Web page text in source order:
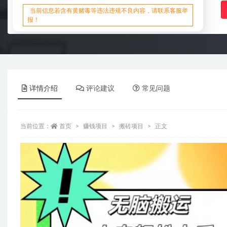
当前信息若含有黄赌毒等违法违规不良内容，请联系客服举
报！
详情介绍 评论建议 常见问题
当前位置： 首页 赚钱项目 搬砖项目 正文